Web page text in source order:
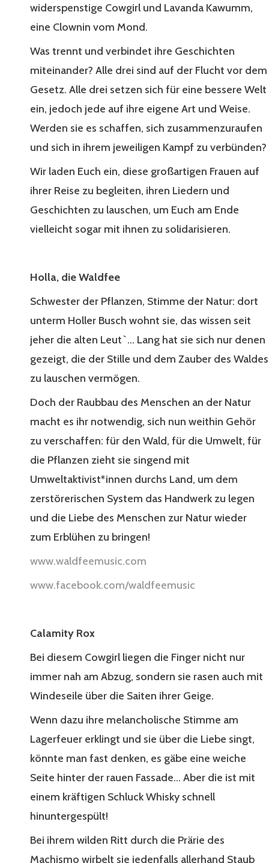
widerspenstige Cowgirl und Lavanda Kawumm,
eine Clownin vom Mond.
Was trennt und verbindet ihre Geschichten
miteinander? Alle drei sind auf der Flucht vor dem
Gesetz. Alle drei setzen sich für eine bessere Welt
ein, jedoch jede auf ihre eigene Art und Weise.
Werden sie es schaffen, sich zusammenzuraufen
und sich in ihrem jeweiligen Kampf zu verbünden?
Wir laden Euch ein, diese großartigen Frauen auf
ihrer Reise zu begleiten, ihren Liedern und
Geschichten zu lauschen, um Euch am Ende
vielleicht sogar mit ihnen zu solidarisieren.
Holla, die Waldfee
Schwester der Pflanzen, Stimme der Natur: dort
unterm Holler Busch wohnt sie, das wissen seit
jeher die alten Leut`... Lang hat sie sich nur denen
gezeigt, die der Stille und dem Zauber des Waldes
zu lauschen vermögen.
Doch der Raubbau des Menschen an der Natur
macht es ihr notwendig, sich nun weithin Gehör
zu verschaffen: für den Wald, für die Umwelt, für
die Pflanzen zieht sie singend mit
Umweltaktivist*innen durchs Land, um dem
zerstörerischen System das Handwerk zu legen
und die Liebe des Menschen zur Natur wieder
zum Erblühen zu bringen!
www.waldfeemusic.com
www.facebook.com/waldfeemusic
Calamity Rox
Bei diesem Cowgirl liegen die Finger nicht nur
immer nah am Abzug, sondern sie rasen auch mit
Windeseile über die Saiten ihrer Geige.
Wenn dazu ihre melancholische Stimme am
Lagerfeuer erklingt und sie über die Liebe singt,
könnte man fast denken, es gäbe eine weiche
Seite hinter der rauen Fassade... Aber die ist mit
einem kräftigen Schluck Whisky schnell
hinuntergespült!
Bei ihrem wilden Ritt durch die Prärie des
Machismo wirbelt sie jedenfalls allerhand Staub